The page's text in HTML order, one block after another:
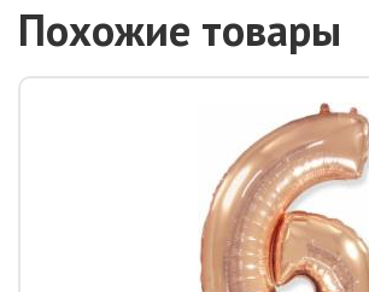
Похожие товары